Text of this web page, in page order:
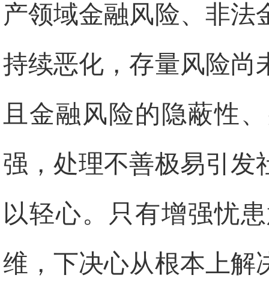
产领域金融风险、非法
持续恶化，存量风险尚
且金融风险的隐蔽性
强，处理不善极易引发
以轻心。只有增强忧
维，下决心从根本上解